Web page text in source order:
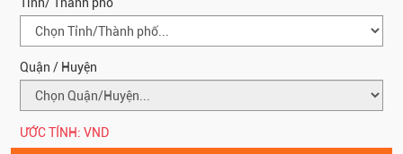
Quận / Huyện
ƯỚC TÍNH: VND